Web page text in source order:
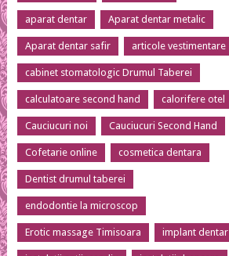
aparat dentar Aparat dentar metalic
Aparat dentar safir articole vestimentare
cabinet stomatologic Drumul Taberei
calculatoare second hand calorifere otel
Cauciucuri noi Cauciucuri Second Hand
Cofetarie online cosmetica dentara
Dentist drumul taberei
endodontie la microscop
Erotic massage Timisoara implant dentar